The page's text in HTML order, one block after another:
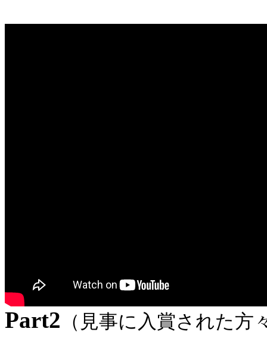
Part2 （見事に入賞された方